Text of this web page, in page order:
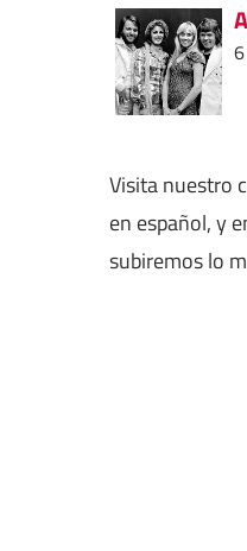
Visita nuestro
en español, y
subiremos lo